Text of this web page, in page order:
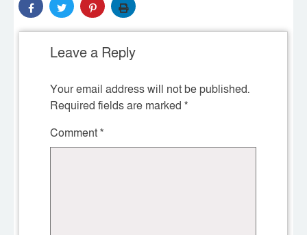
Leave a Reply
Your email address will not be published.
Required fields are marked *
Comment*